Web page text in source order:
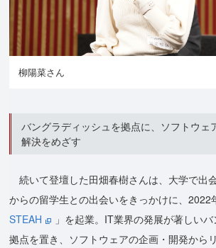
柳陽菜さん
バングラディッシュを拠点に、ソフトウェ
解決をめざす
続いて登壇した田畑春樹さんは、大学で出
からの留学生との出会いをきっかけに、2022
STEAH
」を起業。IT業界の発展が著しい
拠点を置き、ソフトウェアの企画・開発から